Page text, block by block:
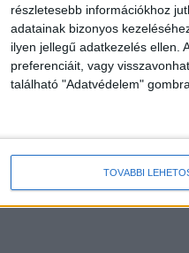
részletesebb információkhoz
adatainak bizonyos
ilyen jellegű adatkezelés ellen.
preferenciáit, vagy
található "Adatvédelem"
TOVÁBBI